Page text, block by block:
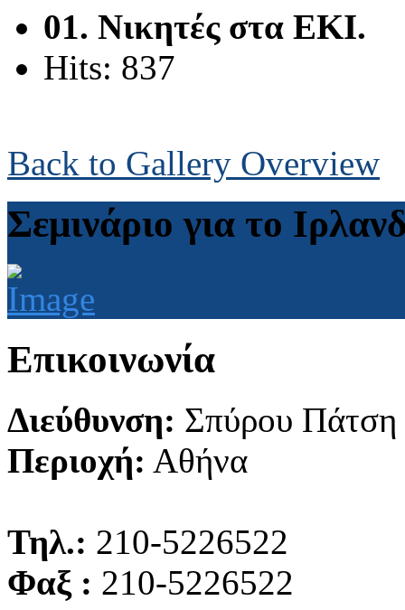
01. Νικητές στα ΕΚΙ.
Hits: 837
Back to Gallery Overview
Σεμινάριο για το
Επικοινωνία
Διεύθυνση: Σπύρου Πάτση
Περιοχή: Αθήνα
Τηλ.: 210-5226522
Φαξ : 210-5226522